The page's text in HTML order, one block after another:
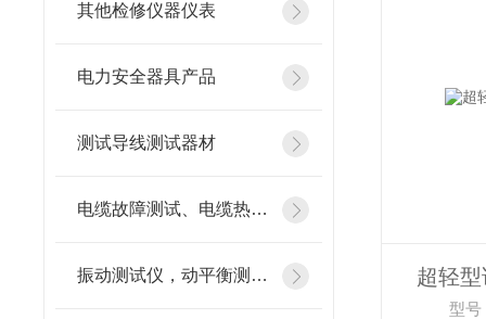
其他检修仪器仪表
电力安全器具产品
测试导线测试器材
电缆故障测试、电缆热补机
振动测试仪，动平衡测试仪 超轻
型号